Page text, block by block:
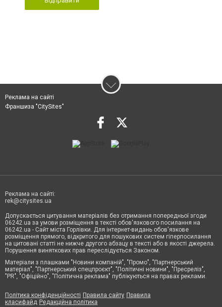
Реклама на сайті
Франшиза "CitySites"
Реклама на сайті:
rek@citysites.ua
Допускається цитування матеріалів без отримання попередньої згоди
06242.ua за умови розміщення в тексті обов'язкового посилання на
06242.ua - Сайт міста Горлівки. Для інтернет-видань обов'язкове
розміщення прямого, відкритого для пошукових систем гіперпосилання
на цитовані статті не нижче другого абзацу в тексті або в якості джерела.
Порушення виняткових прав переслідується Законом.
Матеріали з плашками "Новини компаній", "Промо", "Партнерський
матеріал", "Партнерський спецпроєкт", "Політичні новини", "Пресреліз",
"PR", "Офіційно", "Політична реклама" публікуються на правах реклами.
Політика конфіденційності Правила сайту Правила
класифайд Редакційна політика